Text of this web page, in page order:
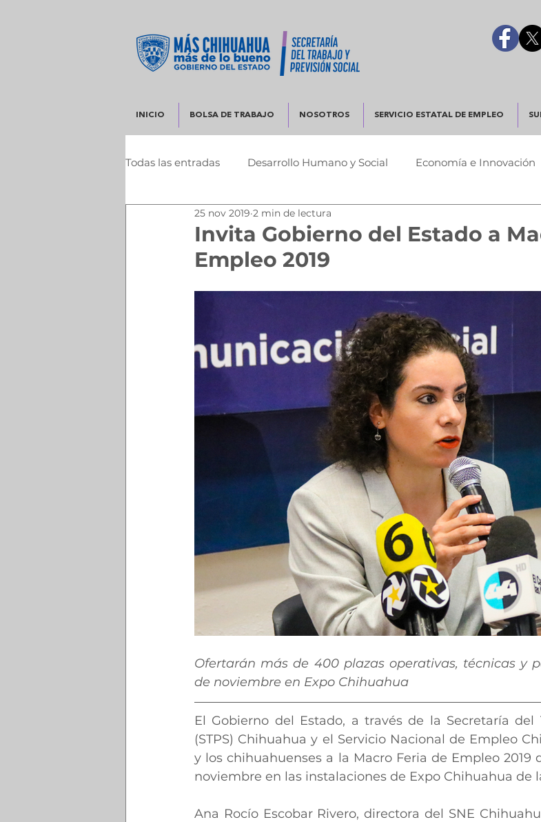
INICIO BOLSA DE TRABAJO NOSOTROS SERVICIO ESTATAL DE EMPLEO
Todas las entradas Desarrollo Humano y Social Economía e Innovación
Infraestructura y Desarrollo Urbano
Invita Gobierno del Estado a
Empleo 2019
25 nov 2019 2 min de lectura
Ofertarán más de 400 plazas operativas, técnicas y
de noviembre en Expo Chihuahua
El Gobierno del Estado, a través de la Secretaría del
(STPS) Chihuahua y el Servicio Nacional de Empleo
y los chihuahuenses a la Macro Feria de Empleo 2019
noviembre en las instalaciones de Expo Chihuahua de
Ana Rocío Escobar Rivero, directora del SNE